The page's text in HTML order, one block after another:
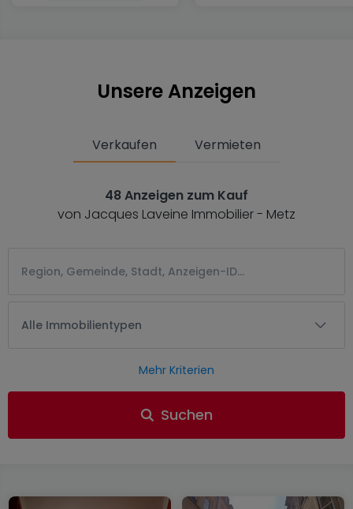
Unsere Anzeigen
Verkaufen Vermieten
48 Anzeigen zum Kauf
von Jacques Laveine Immobilier - Metz
Alle Immobilientypen
Mehr Kriterien
Suchen